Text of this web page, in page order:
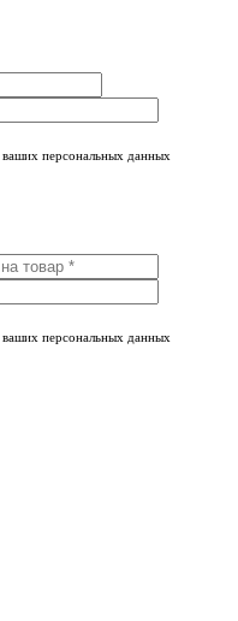
ваших персональных данных
ваших персональных данных